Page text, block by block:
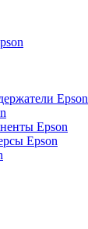
Epson
Epson
Epson